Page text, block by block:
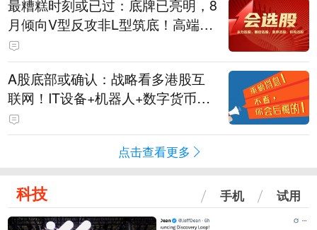
最糟糕时刻或已过：底牌已亮明，8
月倾向V型反攻非L型筑底！高端制
造与跨境电商融合；IT设备+机器人
+芯片
A股底部或确认：战略看多港股互
联网！IT设备+机器人+数字货币；
跨境支付+算力+AI智能体；跨境支
付+国资
点击查看更多
科技 手机 试用